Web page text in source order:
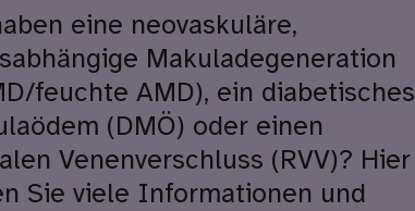
eine neovaskuläre,
Makuladegeneration
feuchte AMD), ein diabetisches
(DMÖ) oder einen
Venenverschluss (RVV)? Hier
Sie viele Informationen und